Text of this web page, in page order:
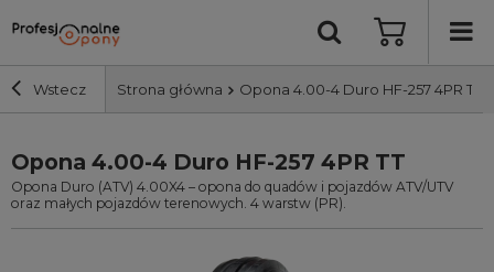
Wstecz Strona główna Opona 4.00-4 Duro HF-257 4PR TT
Szerokość i profil
Opona 4.00-4 Duro HF-257 4PR TT
Opona Duro (ATV) 4.00X4 – opona do quadów i pojazdów ATV/UTV
oraz małych pojazdów terenowych. 4 warstw (PR).